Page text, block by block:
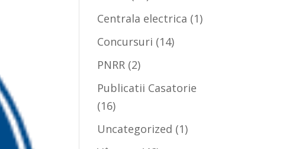
Centrala electrica (1)
Concursuri (14)
PNRR (2)
Publicatii Casatorie
(16)
Uncategorized (1)